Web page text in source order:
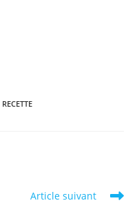
RECETTE
Article suivant